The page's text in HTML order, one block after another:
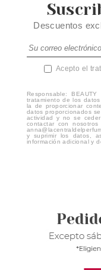
Descuentos
Acepto el
Responsable:
tratamiento de los
la de proporcionar
datos proporcionados
actividad y no se
contactar con
y suprimir los datos,
información adicional y